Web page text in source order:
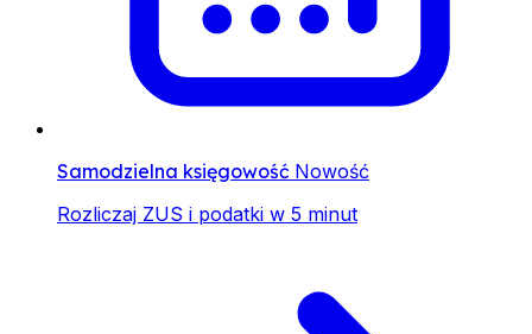
Samodzielna księgowość Nowość
Rozliczaj ZUS i podatki w 5 minut